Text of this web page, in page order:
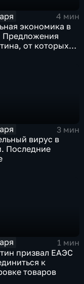
4 мин
экономика в
Предложения
от которых
3 мин
вирус в
Последние
1 мин
призвал ЕАЭС
к
товаров